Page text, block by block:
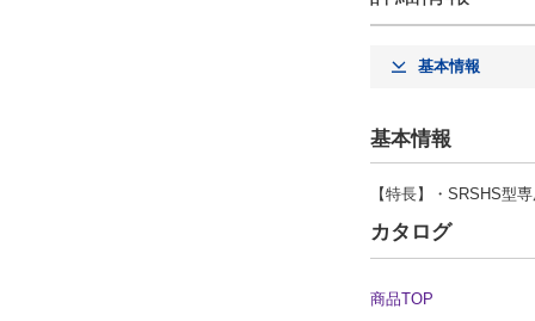
基本情報
基本情報
【特長】・SRSHS型
カタログ
商品TOP